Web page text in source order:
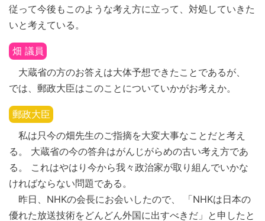
従って今後もこのような考え方に立って、対処していきた
いと考えている。
畑 議員
大蔵省の方のお答えは大体予想できたことであるが、
では、郵政大臣はこのことについていかがお考えか。
郵政大臣
私は只今の畑先生のご指摘を大変大事なことだと考え
る。 大蔵省の今の答弁はがんじがらめの古い考え方であ
る。 これはやはり今から我々政治家が取り組んでいかな
ければならない問題である。
昨日、NHKの会長にお会いしたので、 「NHKは日本の
優れた放送技術をどんどん外国に出すべきだ」と申したと